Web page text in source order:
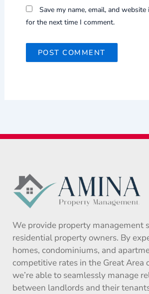
Save my name, email, and
for the next time I comment.
We provide property management
residential property owners. By
homes, condominiums, and
competitive rates in the Great Area
we’re able to seamlessly manage
between landlords and their